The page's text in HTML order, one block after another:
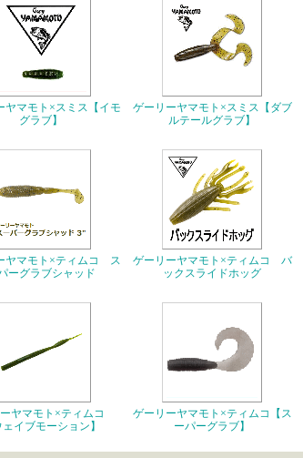
ヤマモト×スミス【イモ
グラブ】
ゲーリーヤマモト×スミス【ダブ
ルテールグラブ】
ヤマモト×ティムコ ス
ーグラブシャッド
ゲーリーヤマモト×ティムコ バ
ックスライドホッグ
ヤマモト×ティムコ
ェイブモーション】
ゲーリーヤマモト×ティムコ【ス
ーパーグラブ】